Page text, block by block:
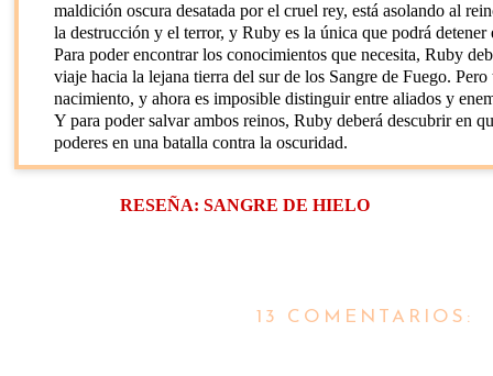
maldición oscura desatada por el cruel rey, está asolando al
la destrucción y el terror, y Ruby es la única que podrá
Para poder encontrar los conocimientos que necesita, Ruby
viaje hacia la lejana tierra del sur de los Sangre de Fuego.
nacimiento, y ahora es imposible distinguir entre aliados y
Y para poder salvar ambos reinos, Ruby deberá descubrir en
poderes en una batalla contra la oscuridad.
RESEÑA: SANGRE DE HIELO
13 COMENTARIOS: